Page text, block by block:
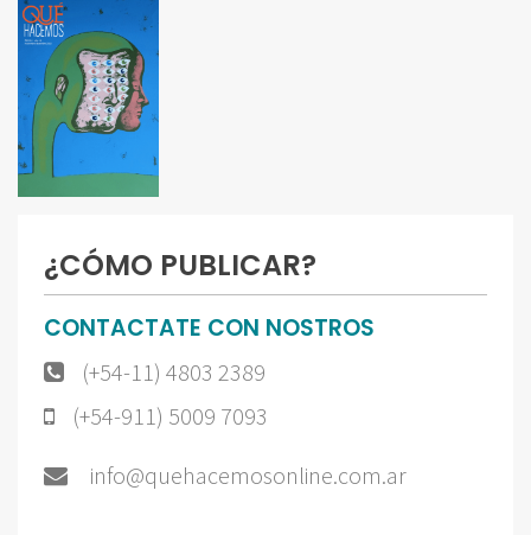
¿CÓMO PUBLICAR?
CONTACTATE CON NOSTROS
(+54-11) 4803 2389
(+54-911) 5009 7093
info@quehacemosonline.com.ar